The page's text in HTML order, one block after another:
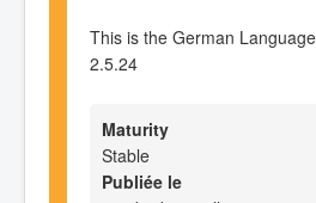
This is the German
2.5.24
Maturity
Stable
Publiée le